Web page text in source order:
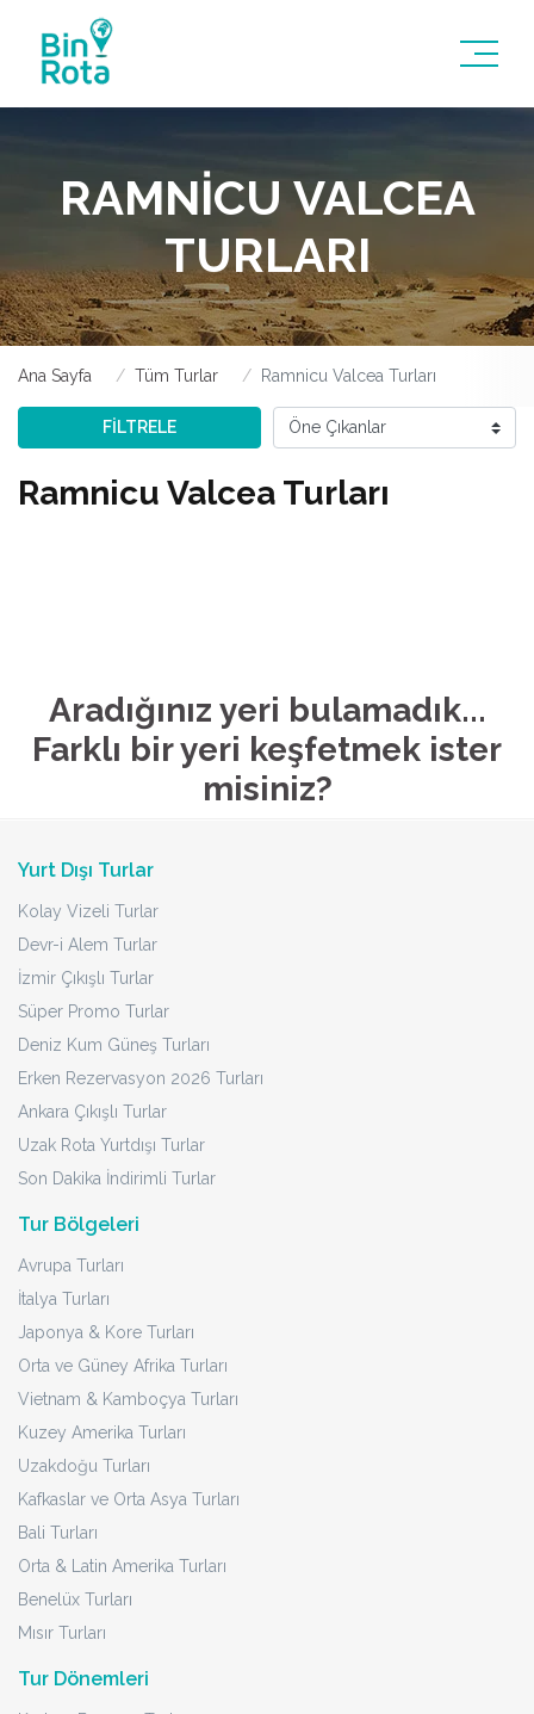
RAMNICU VALCEA
TURLARI
Ana Sayfa Tüm Turlar Ramnicu Valcea Turları
FİLTRELE
Ramnicu Valcea Turları
Aradığınız yeri bulamadık...
Farklı bir yeri keşfetmek ister
misiniz?
Yurt Dışı Turlar
Kolay Vizeli Turlar
Devr-i Alem Turlar
İzmir Çıkışlı Turlar
Süper Promo Turlar
Deniz Kum Güneş Turları
Erken Rezervasyon 2026 Turları
Ankara Çıkışlı Turlar
Uzak Rota Yurtdışı Turlar
Son Dakika İndirimli Turlar
Tur Bölgeleri
Avrupa Turları
İtalya Turları
Japonya & Kore Turları
Orta ve Güney Afrika Turları
Vietnam & Kamboçya Turları
Kuzey Amerika Turları
Uzakdoğu Turları
Kafkaslar ve Orta Asya Turları
Bali Turları
Orta & Latin Amerika Turları
Benelüx Turları
Mısır Turları
Tur Dönemleri